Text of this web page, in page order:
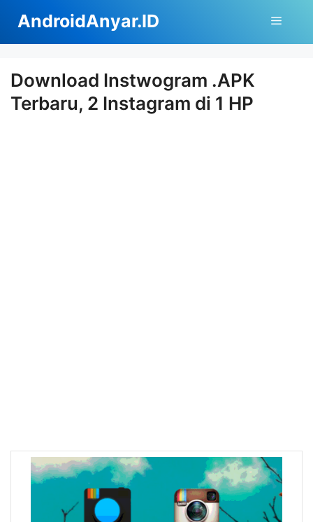
isi
AndroidAnyar.ID Menu
Download Instwogram .APK
Terbaru, 2 Instagram di 1 HP